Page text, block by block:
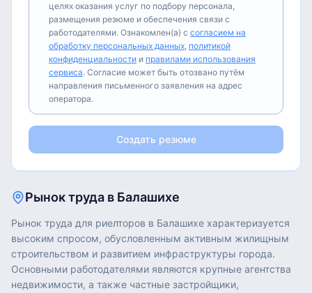
целях оказания услуг по подбору персонала,
размещения резюме и обеспечения связи с
работодателями. Ознакомлен(а) с согласием на
обработку персональных данных, политикой
конфиденциальности и правилами использования
сервиса. Согласие может быть отозвано путём
направления письменного заявления на адрес
оператора.
Создать резюме
Рынок труда в Балашихе
Рынок труда для риелторов в Балашихе характеризуется
высоким спросом, обусловленным активным жилищным
строительством и развитием инфраструктуры города.
Основными работодателями являются крупные агентства
недвижимости, а также частные застройщики,